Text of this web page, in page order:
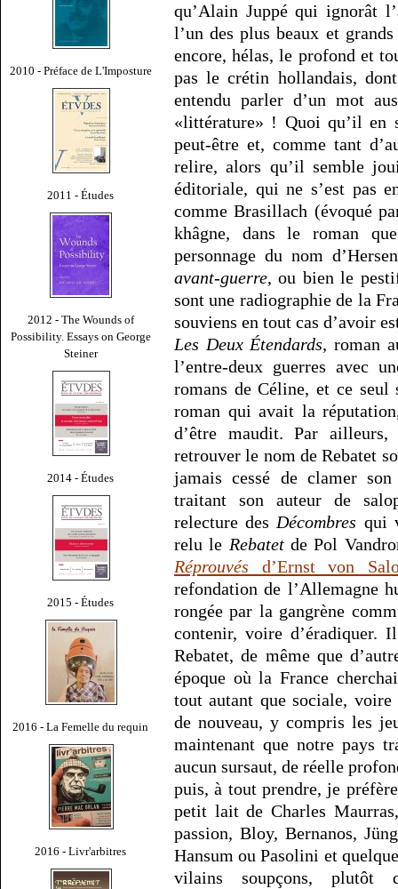
2010 - Préface de L'Imposture
2011 - Études
2012 - The Wounds of
Possibility. Essays on George
Steiner
2014 - Études
2015 - Études
2016 - La Femelle du requin
2016 - Livr'arbitres
qu’Alain Juppé qui ignorât
l’un des plus beaux et
encore, hélas, le profond et
pas le crétin hollandais,
entendu parler d’un mot
«littérature» ! Quoi qu’il en
peut-être et, comme tant
relire, alors qu’il semble
éditoriale, qui ne s’est pas
comme Brasillach (évoqué
khâgne, dans le roman
personnage du nom
avant-guerre, ou bien le
sont une radiographie de la
souviens en tout cas d’avoir
Les Deux Étendards, roman
l’entre-deux guerres avec
romans de Céline, et ce
roman qui avait la
d’être maudit. Par ailleurs,
retrouver le nom de Rebatet
jamais cessé de clamer
traitant son auteur de
relecture des Décombres qui
relu le Rebatetde Pol
Réprouvés d’Ernst von
refondation de l’Allemagne
rongée par la gangrène
contenir, voire d’éradiquer.
Rebatet, de même que
époque où la France
tout autant que sociale,
de nouveau, y compris les
maintenant que notre pays
aucun sursaut, de réelle
puis, à tout prendre, je
petit lait de Charles
passion, Bloy, Bernanos,
Hansum ou Pasolini et
vilains soupçons, plutôt